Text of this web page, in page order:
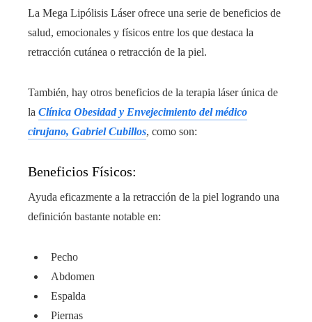
La Mega Lipólisis Láser ofrece una serie de beneficios de
salud, emocionales y físicos entre los que destaca la
retracción cutánea o retracción de la piel.
También, hay otros beneficios de la terapia láser única de
la Clínica Obesidad y Envejecimiento del médico
cirujano, Gabriel Cubillos, como son:
Beneficios Físicos:
Ayuda eficazmente a la retracción de la piel logrando una
definición bastante notable en:
Pecho
Abdomen
Espalda
Piernas